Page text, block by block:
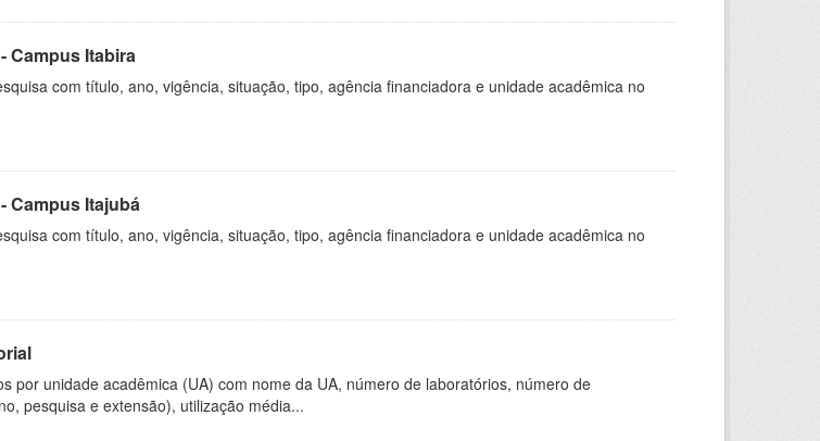
Campus Itabira
com título, ano, vigência, situação, tipo, agência financiadora e unidade acadêmica no
Campus Itajubá
com título, ano, vigência, situação, tipo, agência financiadora e unidade acadêmica no
por unidade acadêmica (UA) com nome da UA, número de laboratórios, número de
pesquisa e extensão), utilização média...